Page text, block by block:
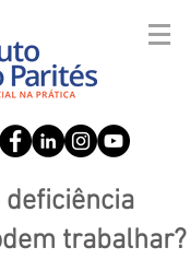
deficiência
trabalhar?